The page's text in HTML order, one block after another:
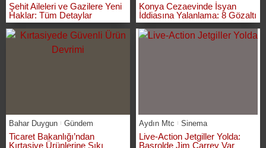
Şehit Aileleri ve Gazilere Yeni
Haklar: Tüm Detaylar
Konya Cezaevinde İsyan
İddiasına Yalanlama: 8 Gözaltı
Bahar Duygun Gündem
Ticaret Bakanlığı’ndan
Kırtasiye Ürünlerine Sıkı
Aydın Mtc Sinema
Live-Action Jetgiller Yolda:
Başrolde Jim Carrey Var